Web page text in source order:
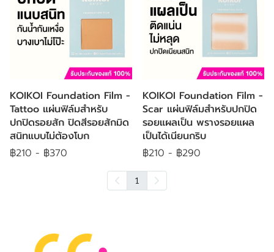
KOIKOI Foundation Film -
Tattoo แผ่นฟิล์มสำหรับ
ปกปิดรอยสัก ปิดสีรอยสักมิด
สนิทแบบไม่ต้องโบก
฿210 - ฿370
KOIKOI Foundation Film -
Scar แผ่นฟิล์มสำหรับปกปิด
รอยแผลเป็น พรางรอยแผล
เป็นได้เนียนกริบ
฿210 - ฿290
1